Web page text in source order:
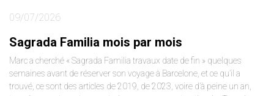
09/07/2026
Sagrada Familia mois par mois
Marc a cherché « Sagrada Familia travaux date de fin » quelques
semaines avant de réserver son voyage à Barcelone, et ce qu’il a
trouvé, ce sont des articles de 2019, de 2023, voire d’à peine un an,